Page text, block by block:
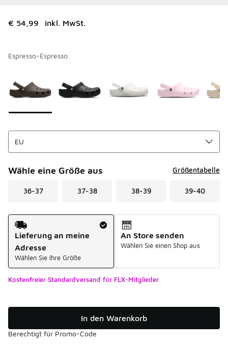
€ 54,99 inkl. MwSt.
Espresso-Espresso
Wähle eine Größe aus Größentabelle
36-37 37-38 38-39 39-40
Versandart
Lieferung an meine
Adresse
Wählen Sie Ihre Größe
An Store senden
Wählen Sie einen Shop aus
Kostenfreier Standardversand für FLX-Mitglieder
In den Warenkorb
Berechtigt für Promo-Code